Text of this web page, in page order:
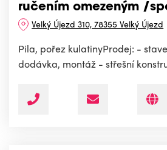
ručením omezeným /
Velký Újezd 310, 78355 Velký Újezd
Pila, pořez kulatinyProdej: -
dodávka, montáž - střešní